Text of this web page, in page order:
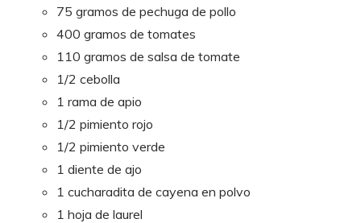
75 gramos de pechuga de pollo
400 gramos de tomates
110 gramos de salsa de tomate
1/2 cebolla
1 rama de apio
1/2 pimiento rojo
1/2 pimiento verde
1 diente de ajo
1 cucharadita de cayena en polvo
1 hoja de laurel